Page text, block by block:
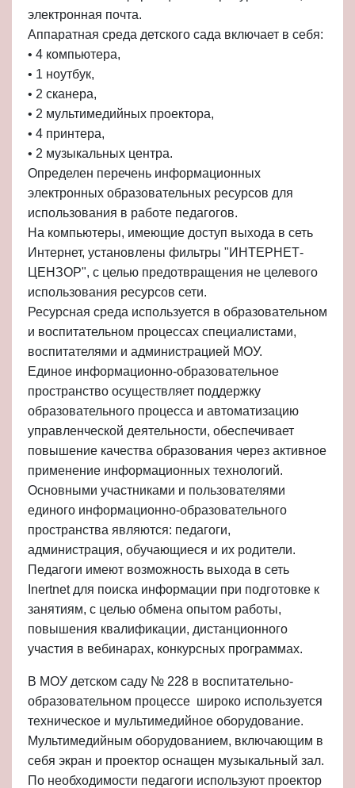
электронная почта.
Аппаратная среда детского сада включает в себя:
• 4 компьютера,
• 1 ноутбук,
• 2 сканера,
• 2 мультимедийных проектора,
• 4 принтера,
• 2 музыкальных центра.
Определен перечень информационных
электронных образовательных ресурсов для
использования в работе педагогов.
На компьютеры, имеющие доступ выхода в сеть
Интернет, установлены фильтры "ИНТЕРНЕТ-
ЦЕНЗОР", с целью предотвращения не целевого
использования ресурсов сети.
Ресурсная среда используется в образовательном
и воспитательном процессах специалистами,
воспитателями и администрацией МОУ.
Единое информационно-образовательное
пространство осуществляет поддержку
образовательного процесса и автоматизацию
управленческой деятельности, обеспечивает
повышение качества образования через активное
применение информационных технологий.
Основными участниками и пользователями
единого информационно-образовательного
пространства являются: педагоги,
администрация, обучающиеся и их родители.
Педагоги имеют возможность выхода в сеть
Inertnet для поиска информации при подготовке к
занятиям, с целью обмена опытом работы,
повышения квалификации, дистанционного
участия в вебинарах, конкурсных программах.
В МОУ детском саду № 228 в воспитательно-
образовательном процессе широко используется
техническое и мультимедийное оборудование.
Мультимедийным оборудованием, включающим в
себя экран и проектор оснащен музыкальный зал.
По необходимости педагоги используют проектор